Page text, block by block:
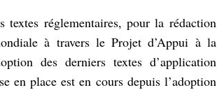
réglementaires, pour la rédaction
à travers le Projet d’Appui à la
des derniers textes d’application
en place est en cours depuis l’adoption